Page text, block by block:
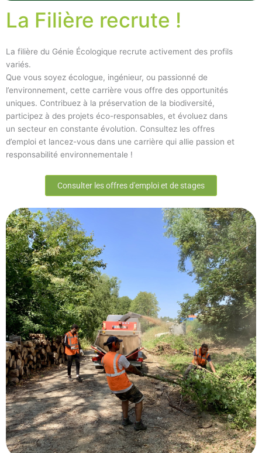
La Filière recrute !
La filière du Génie Écologique recrute activement des profils
variés.
Que vous soyez écologue, ingénieur, ou passionné de
l’environnement, cette carrière vous offre des opportunités
uniques. Contribuez à la préservation de la biodiversité,
participez à des projets éco-responsables, et évoluez dans
un secteur en constante évolution. Consultez les offres
d’emploi et lancez-vous dans une carrière qui allie passion et
responsabilité environnementale !
Consulter les offres d'emploi et de stages